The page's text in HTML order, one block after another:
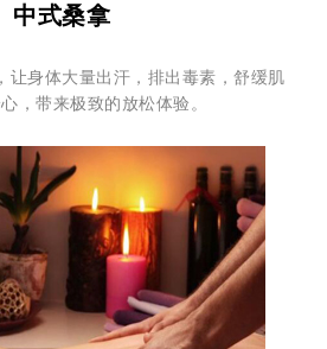
中式桑拿
让身体大量出汗，排出毒素，舒缓肌
，带来极致的放松体验。